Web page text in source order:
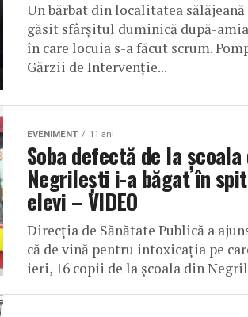
Un bărbat din localitatea
găsit sfârșitul duminică după-
în care locuia s-a făcut scrum.
Gărzii de Intervenție...
EVENIMENT 11 ani
Soba defectă de la școala
Negrilești i-a băgat în
elevi – VIDEO
Direcția de Sănătate Publică a
că de vină pentru intoxicaţia pe
ieri, 16 copii de la şcoala din